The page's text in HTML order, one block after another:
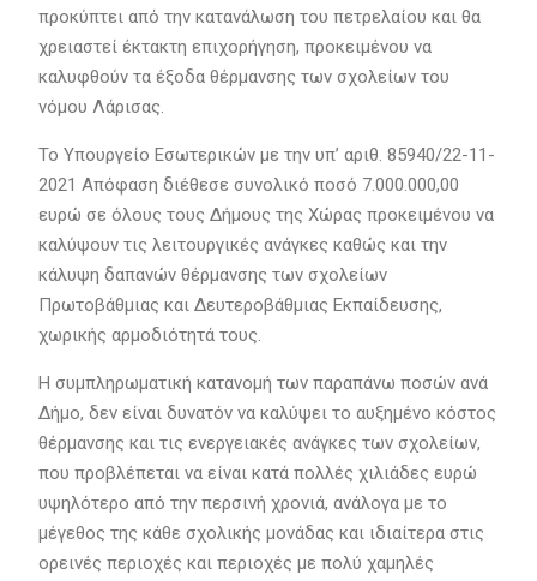
προκύπτει από την κατανάλωση του πετρελαίου και θα
χρειαστεί έκτακτη επιχορήγηση, προκειμένου να
καλυφθούν τα έξοδα θέρμανσης των σχολείων του
νόμου Λάρισας.
Το Υπουργείο Εσωτερικών με την υπ’ αριθ. 85940/22-11-
2021 Απόφαση διέθεσε συνολικό ποσό 7.000.000,00
ευρώ σε όλους τους Δήμους της Χώρας προκειμένου να
καλύψουν τις λειτουργικές ανάγκες καθώς και την
κάλυψη δαπανών θέρμανσης των σχολείων
Πρωτοβάθμιας και Δευτεροβάθμιας Εκπαίδευσης,
χωρικής αρμοδιότητά τους.
Η συμπληρωματική κατανομή των παραπάνω ποσών ανά
Δήμο, δεν είναι δυνατόν να καλύψει το αυξημένο κόστος
θέρμανσης και τις ενεργειακές ανάγκες των σχολείων,
που προβλέπεται να είναι κατά πολλές χιλιάδες ευρώ
υψηλότερο από την περσινή χρονιά, ανάλογα με το
μέγεθος της κάθε σχολικής μονάδας και ιδιαίτερα στις
ορεινές περιοχές και περιοχές με πολύ χαμηλές